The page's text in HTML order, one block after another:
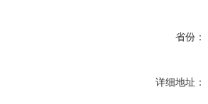
省份：
详细地址：